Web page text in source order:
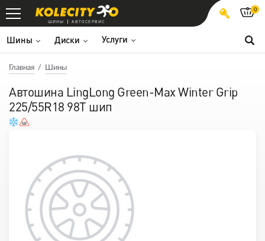
ШИНЫ АВТОСЕРВИС
Шины Диски Услуги
0
Главная Шины
Автошина LingLong Green-Max Winter Grip
225/55R18 98T шип